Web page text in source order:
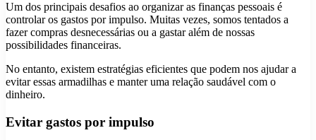
Um dos principais desafios ao organizar as finanças pessoais é
controlar os gastos por impulso. Muitas vezes, somos tentados a
fazer compras desnecessárias ou a gastar além de nossas
possibilidades financeiras.
No entanto, existem estratégias eficientes que podem nos ajudar a
evitar essas armadilhas e manter uma relação saudável com o
dinheiro.
Evitar gastos por impulso